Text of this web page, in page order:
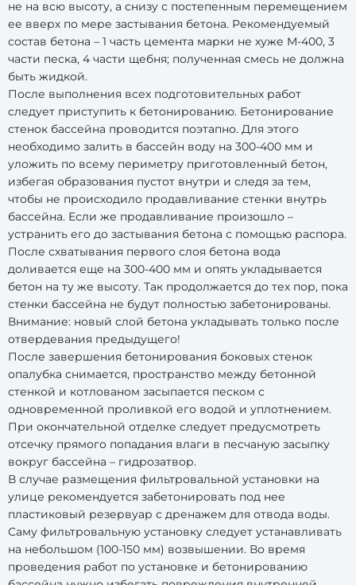
не на всю высоту, а снизу с постепенным перемещением
ее вверх по мере застывания бетона. Рекомендуемый
состав бетона – 1 часть цемента марки не хуже М-400, 3
части песка, 4 части щебня; полученная смесь не должна
быть жидкой.
После выполнения всех подготовительных работ
следует приступить к бетонированию. Бетонирование
стенок бассейна проводится поэтапно. Для этого
необходимо залить в бассейн воду на 300-400 мм и
уложить по всему периметру приготовленный бетон,
избегая образования пустот внутри и следя за тем,
чтобы не происходило продавливание стенки внутрь
бассейна. Если же продавливание произошло –
устранить его до застывания бетона с помощью распора.
После схватывания первого слоя бетона вода
доливается еще на 300-400 мм и опять укладывается
бетон на ту же высоту. Так продолжается до тех пор, пока
стенки бассейна не будут полностью забетонированы.
Внимание: новый слой бетона укладывать только после
отвердевания предыдущего!
После завершения бетонирования боковых стенок
опалубка снимается, пространство между бетонной
стенкой и котлованом засыпается песком с
одновременной проливкой его водой и уплотнением.
При окончательной отделке следует предусмотреть
отсечку прямого попадания влаги в песчаную засыпку
вокруг бассейна – гидрозатвор.
В случае размещения фильтровальной установки на
улице рекомендуется забетонировать под нее
пластиковый резервуар с дренажем для отвода воды.
Саму фильтровальную установку следует устанавливать
на небольшом (100-150 мм) возвышении. Во время
проведения работ по установке и бетонированию